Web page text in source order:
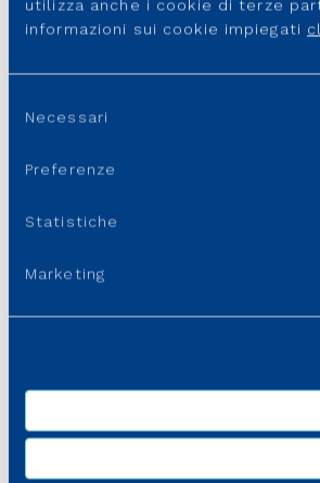
utilizza anche i cookie di terze
informazioni sui cookie impiegati
del
Necessari
Preferenze
Statistiche
Marketing